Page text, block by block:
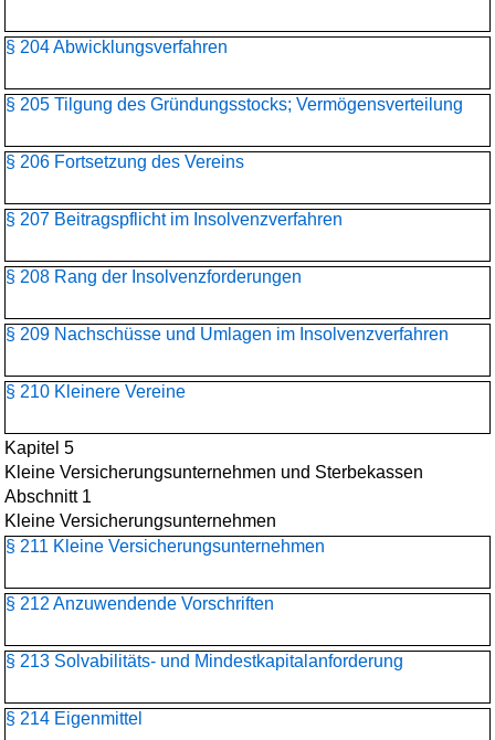
§ 204 Abwicklungsverfahren
§ 205 Tilgung des Gründungsstocks; Vermögensverteilung
§ 206 Fortsetzung des Vereins
§ 207 Beitragspflicht im Insolvenzverfahren
§ 208 Rang der Insolvenzforderungen
§ 209 Nachschüsse und Umlagen im Insolvenzverfahren
§ 210 Kleinere Vereine
Kapitel 5
Kleine Versicherungsunternehmen und Sterbekassen
Abschnitt 1
Kleine Versicherungsunternehmen
§ 211 Kleine Versicherungsunternehmen
§ 212 Anzuwendende Vorschriften
§ 213 Solvabilitäts- und Mindestkapitalanforderung
§ 214 Eigenmittel